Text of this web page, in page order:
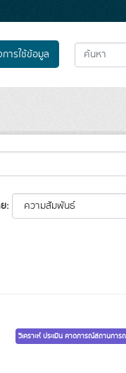
ารใช้ข้อมูล
วิเคราะห์ ประเมิน คาดการณ์สถานกา